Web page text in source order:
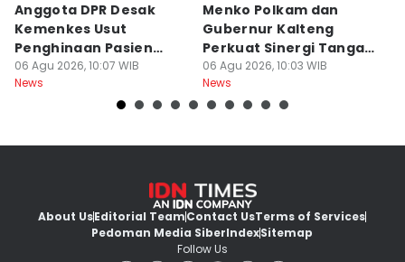
Anggota DPR Desak
Kemenkes Usut
Penghinaan Pasien
BPJS, Sanksi Menanti
06 Agu 2026, 10:07 WIB
News
Menko Polkam dan
Gubernur Kalteng
Perkuat Sinergi Tangani
Karhutla
06 Agu 2026, 10:03 WIB
News
About UsEditorial TeamContact UsTerms of Services
Pedoman Media SiberIndexSitemap
Follow Us